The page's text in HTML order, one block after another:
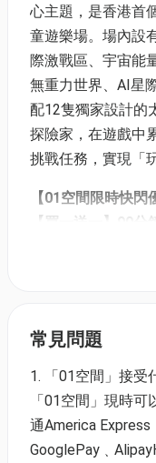
心主題，是香港首
童遊樂場。場內設
際激戰區、宇宙能
無重力世界、AI星
配12隻獨家設計的
探險家，在遊戲中
挑戰任務，實現「
【01空間限時快閃
【買一送一】90
或以上的陪同成人
- 入場小童送防滑
售賣日期：6月1日
適用日期：6月2日
常見問題
1. 「01空間」接受
「01空間」現時
通America Express